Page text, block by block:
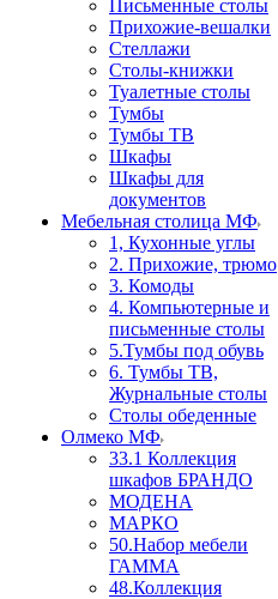
Письменные столы
Прихожие-вешалки
Стеллажи
Столы-книжки
Туалетные столы
Тумбы
Тумбы ТВ
Шкафы
Шкафы для
документов
Мебельная столица МФ
1, Кухонные углы
2. Прихожие, трюмо
3. Комоды
4. Компьютерные и
письменные столы
5.Тумбы под обувь
6. Тумбы ТВ,
Журнальные столы
Столы обеденные
Олмеко МФ
33.1 Коллекция
шкафов БРАНДО
МОДЕНА
МАРКО
50.Набор мебели
ГАММА
48.Коллекция